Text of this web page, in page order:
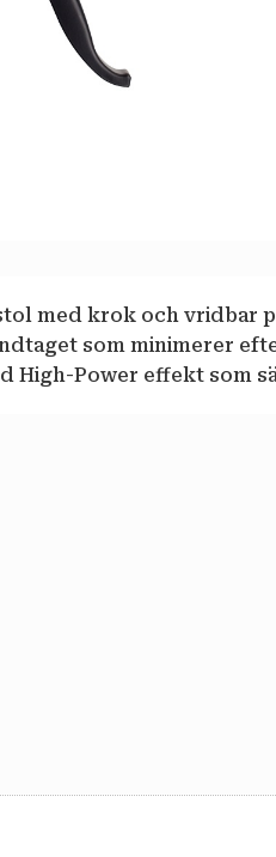
med krok och vridbar
som minimerer
High-Power effekt som